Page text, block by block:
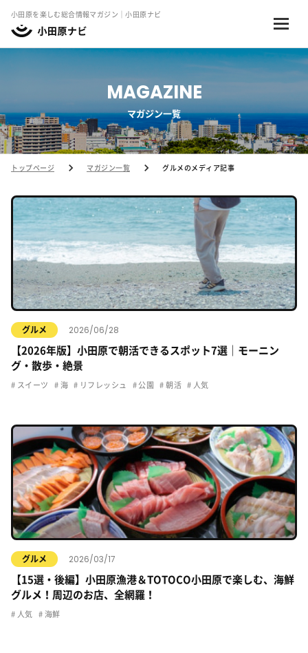
小田原を楽しむ総合情報マガジン｜小田原ナビ
MAGAZINE
マガジン一覧
トップページ マガジン一覧 グルメのメディア記事
グルメ 2026/06/28
【2026年版】小田原で朝活できるスポット7選｜モーニン
グ・散歩・絶景
スイーツ 海 リフレッシュ 公園 朝活 人気
グルメ 2026/03/17
【15選・後編】小田原漁港＆TOTOCO小田原で楽しむ、海鮮
グルメ！周辺のお店、全網羅！
人気 海鮮